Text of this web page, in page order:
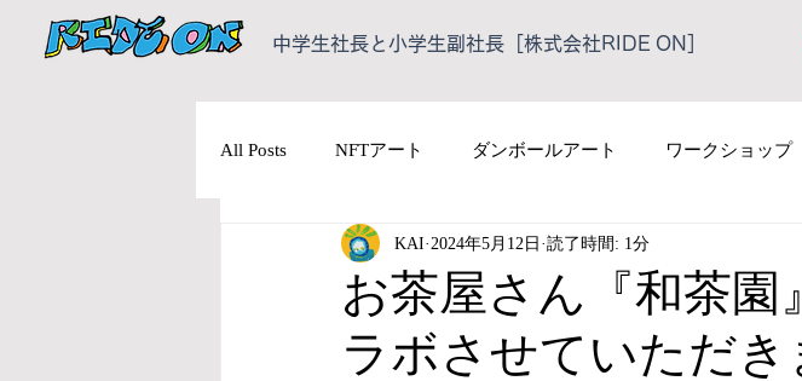
中学生社長と小学生副社長［株式会社RIDE ON］
All Posts NFTアート ダンボールアート ワークショップ
お茶屋さん『和茶園
ラボさせていただき
KAI 2024年5月12日 読了時間: 1分